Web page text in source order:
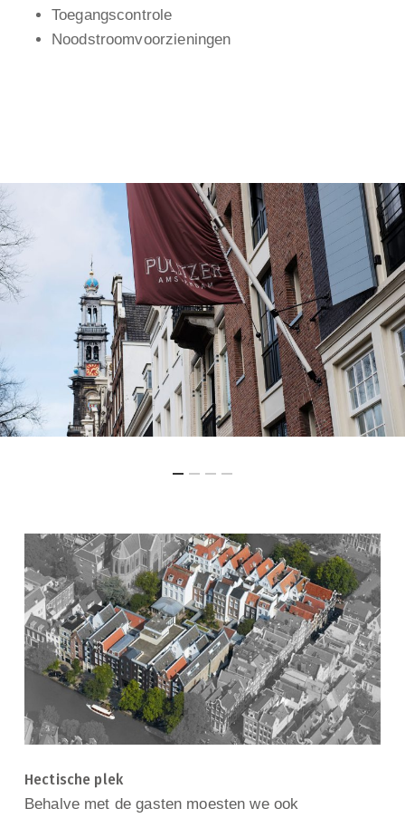
Toegangscontrole
Noodstroomvoorzieningen
Hectische plek
Behalve met de gasten moesten we ook